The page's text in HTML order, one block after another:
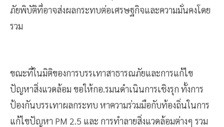
ภัยพิบัติที่อาจส่งผลกระทบต่อเศรษฐกิจและความมั่นคงโดย
รวม
ขณะที่ในมิติของการบรรเทาสาธารณภัยและการแก้ไข
ปัญหาสิ่งแวดล้อม​ ขอให้กอ.รมนดำเนินการเชิงรุก​ ทั้งการ
ป้องกันบรรเทาผลกระทบ​ หาความร่วมมือกับท้องถิ่นในการ
แก้ไขปัญหา PM 2.5​ และ การทำลายสิ่งแวดล้อมต่างๆ​ รวม